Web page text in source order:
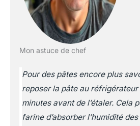
Mon astuce de chef
Pour des pâtes encore plus
reposer la pâte au
minutes avant de l’étaler. Cela
farine d’absorber l’humidité